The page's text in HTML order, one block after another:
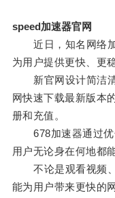
speed加速器官网
近日，知名网络加
为用户提供更快、更
新官网设计简洁清
网快速下载最新版本
册和充值。
678加速器通过优
用户无论身在何地都
不论是观看视频、
能为用户带来更快的